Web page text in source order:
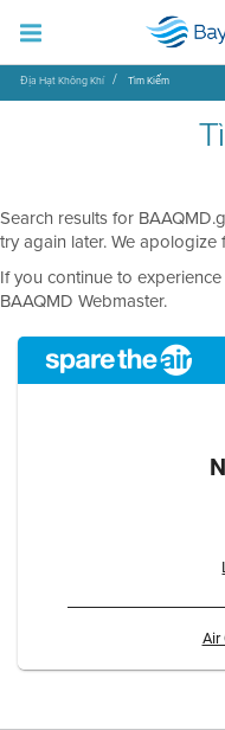
Địa Hạt Không Khí Tìm Kiếm
Search results for
try again later. We apologize
If you continue to
BAAQMD Webmaster.
Air